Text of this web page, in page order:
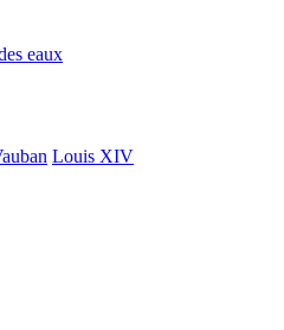
eaux
Louis XIV